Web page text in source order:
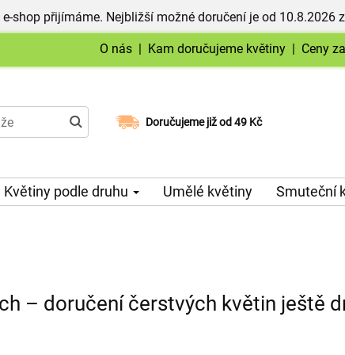
shop přijímáme. Nejbližší možné doručení je od 10.8.2026
O nás | Kam doručujeme květiny | Ceny
Doručujeme již od 49 Kč
Možný výběr času a dne doručení
Květiny podle druhu Umělé květiny Smuteční
– doručení čerstvých květin ještě